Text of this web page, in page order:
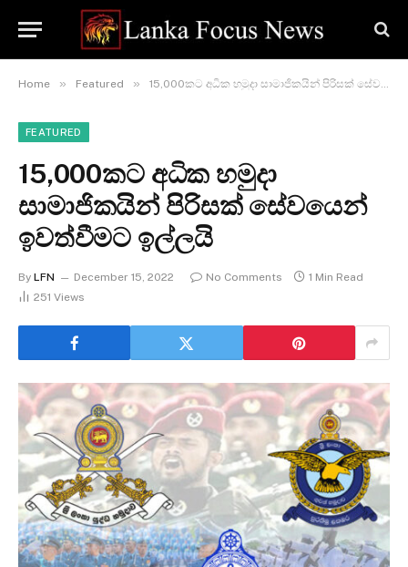
Home » Featured » 15,000කට අධික හමුදා සාමාජිකයින් පිරිසක් සේවයෙන් ඉවත්වීමට ඉල්ලයි
FEATURED
15,000කට අධික හමුදා
සාමාජිකයින් පිරිසක් සේවයෙන්
ඉවත්වීමට ඉල්ලයි
By LFN December 15, 2022 No Comments
1 Min Read
251 Views